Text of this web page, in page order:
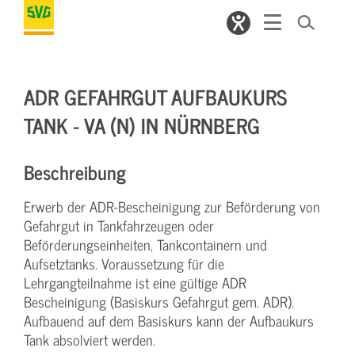
ADR GEFAHRGUT AUFBAUKURS
TANK - VA (N) IN NÜRNBERG
Beschreibung
Erwerb der ADR-Bescheinigung zur Beförderung von
Gefahrgut in Tankfahrzeugen oder
Beförderungseinheiten, Tankcontainern und
Aufsetztanks. Voraussetzung für die
Lehrgangteilnahme ist eine gültige ADR
Bescheinigung (Basiskurs Gefahrgut gem. ADR).
Aufbauend auf dem Basiskurs kann der Aufbaukurs
Tank absolviert werden.